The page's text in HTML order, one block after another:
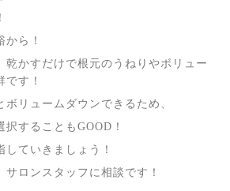
ら！
乾かすだけで根元のうねりやボリュー
す！
リュームダウンできるため、
することもGOOD！
ていきましょう！
ロンスタッフに相談です！